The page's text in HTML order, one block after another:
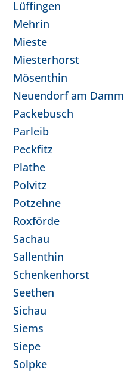
Lüffingen
Mehrin
Mieste
Miesterhorst
Mösenthin
Neuendorf am Damm
Packebusch
Parleib
Peckfitz
Plathe
Polvitz
Potzehne
Roxförde
Sachau
Sallenthin
Schenkenhorst
Seethen
Sichau
Siems
Siepe
Solpke